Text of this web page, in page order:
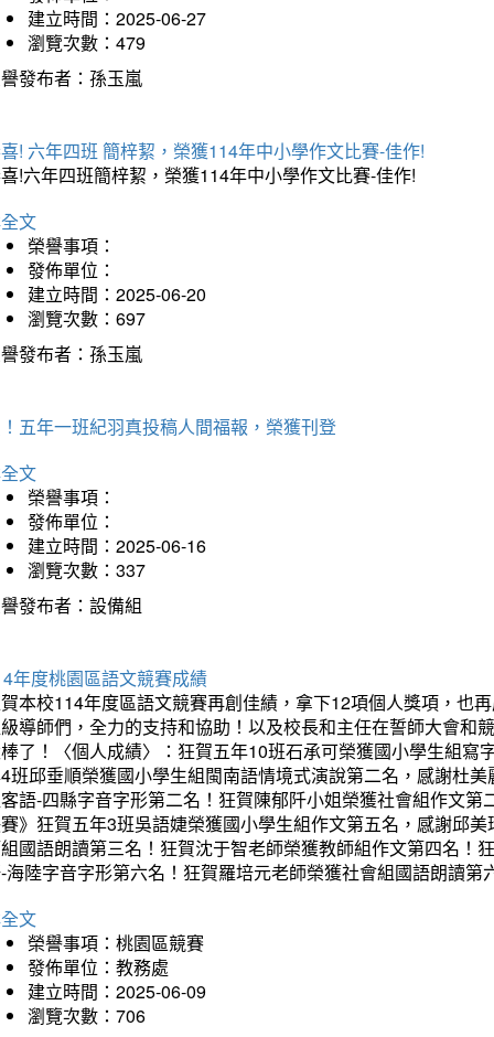
建立時間：2025-06-27
瀏覽次數：479
發布者：孫玉嵐
! 六年四班 簡梓絜，榮獲114年中小學作文比賽-佳作!
!六年四班簡梓絜，榮獲114年中小學作文比賽-佳作!
文
榮譽事項：
發佈單位：
建立時間：2025-06-20
瀏覽次數：697
發布者：孫玉嵐
五年一班紀羽真投稿人間福報，榮獲刊登
文
榮譽事項：
發佈單位：
建立時間：2025-06-16
瀏覽次數：337
發布者：設備組
年度桃園區語文競賽成績
本校114年度區語文競賽再創佳績，拿下12項個人獎項，也
導師們，全力的支持和協助！以及校長和主任在誓師大會和
了！〈個人成績〉：狂賀五年10班石承可榮獲國小學生組
班邱垂順榮獲國小學生組閩南語情境式演說第二名，感謝杜
語-四縣字音字形第二名！狂賀陳郁阡小姐榮獲社會組作文
》狂賀五年3班吳語婕榮獲國小學生組作文第五名，感謝邱
國語朗讀第三名！狂賀沈于智老師榮獲教師組作文第四名！
海陸字音字形第六名！狂賀羅培元老師榮獲社會組國語朗讀
文
榮譽事項：桃園區競賽
發佈單位：教務處
建立時間：2025-06-09
瀏覽次數：706